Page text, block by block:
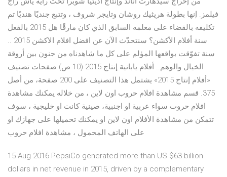
فيلمز. إنها بطولة هريثيك روشان وتايجر شروف ، وتتبع جنديًا هنديًا تم
تكليفه بالقضاء على معلمه السابق الذي كان مارقًا هل 2015 بالفعل
سنة أفلام الأكشن؟ سنتحدّث الآن عن افضل افلام الاكشن 2015 ..
سنة تفوّقت بواقعها المؤلم على كل ما شاهدناه من جنون بين أروقة
الخيال والوهم.. أفلام يابانية إنتاج 2015‏ (10 ص) صفحات تصنيف
«أفلام إنتاج 2015» يشتمل هذا التصنيف على 200 صفحة، من أصل
375. قسم مشاهدة افلام حروب اون لاين ، من خلاله يمكنك مشاهدة
افلام حروب سواء عربية او اجنبية، صينية كانت او خليجية ، سوف
تتمكن من مشاهدة الأفلام اون لاين او يمكنك تحميلها على جهازك او
على الهاتف المحمول ، مشاهدة افلام حروب
15 Aug 2016 PepsiCo generated more than US $63 billion
dollars in net revenue in 2015, driven by a complementary